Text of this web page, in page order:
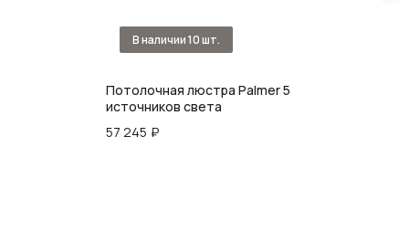
Потолочная люстра Palmer 5
источников света
57 245 ₽